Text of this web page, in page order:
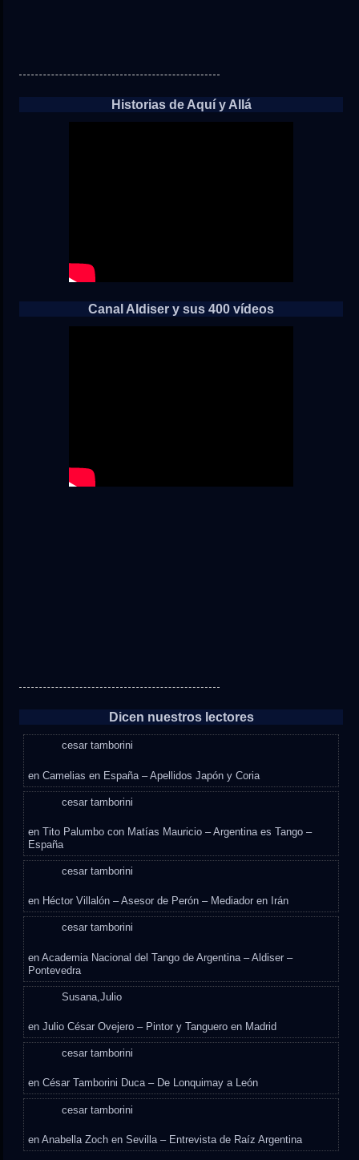
Historias de Aquí y Allá
Canal Aldiser y sus 400 vídeos
Dicen nuestros lectores
cesar tamborini
enCamelias en España – Apellidos Japón y Coria
cesar tamborini
enTito Palumbo con Matías Mauricio – Argentina es Tango –
España
cesar tamborini
en Héctor Villalón – Asesor de Perón – Mediador en Irán
cesar tamborini
enAcademia Nacional del Tango de Argentina – Aldiser –
Pontevedra
Susana,Julio
enJulio César Ovejero – Pintor y Tanguero en Madrid
cesar tamborini
enCésar Tamborini Duca – De Lonquimay a León
cesar tamborini
enAnabella Zoch en Sevilla – Entrevista de Raíz Argentina